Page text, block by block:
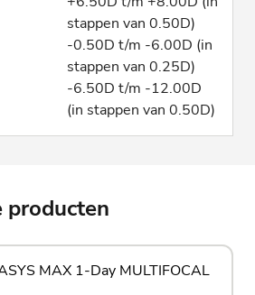
stappen van 0.50D)
-0.50D t/m -6.00D (in
stappen van 0.25D)
-6.50D t/m -12.00D
(in stappen van 0.50D)
producten